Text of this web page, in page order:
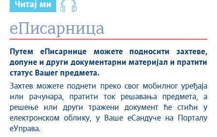
Читај ми
eПисарница
Путем еПисарнице можете подносити захтеве,
допуне идруги документарни материјал и пратити
статус Вашег предмета.
Захтев можете поднети преко свог мобилног уређаја
или рачунара, пратити ток решавања предмета, а
решење или други тражени документ ће стићи у
електронском облику, у Ваше еСандуче на Порталу
еУправа.